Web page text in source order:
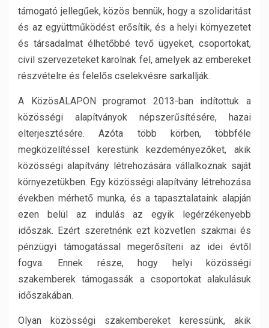
támogató jellegűek, közös bennük, hogy a szolidaritást
és az együttműködést erősítik, és a helyi környezetet
és társadalmat élhetőbbé tevő ügyeket, csoportokat,
civil szervezeteket karolnak fel, amelyek az embereket
részvételre és felelős cselekvésre sarkallják.
A KözösALAPON programot 2013-ban indítottuk a
közösségi alapítványok népszerűsítésére, hazai
elterjesztésére. Azóta több körben, többféle
megközelítéssel kerestünk kezdeményezőket, akik
közösségi alapítvány létrehozására vállalkoznak saját
környezetükben. Egy közösségi alapítvány létrehozása
években mérhető munka, és a tapasztalataink alapján
ezen belül az indulás az egyik legérzékenyebb
időszak. Ezért szeretnénk ezt közvetlen szakmai és
pénzügyi támogatással megerősíteni az idei évtől
fogva. Ennek része, hogy helyi közösségi
szakemberek támogassák a csoportokat alakulásuk
időszakában.
Olyan közösségi szakembereket keressünk, akik